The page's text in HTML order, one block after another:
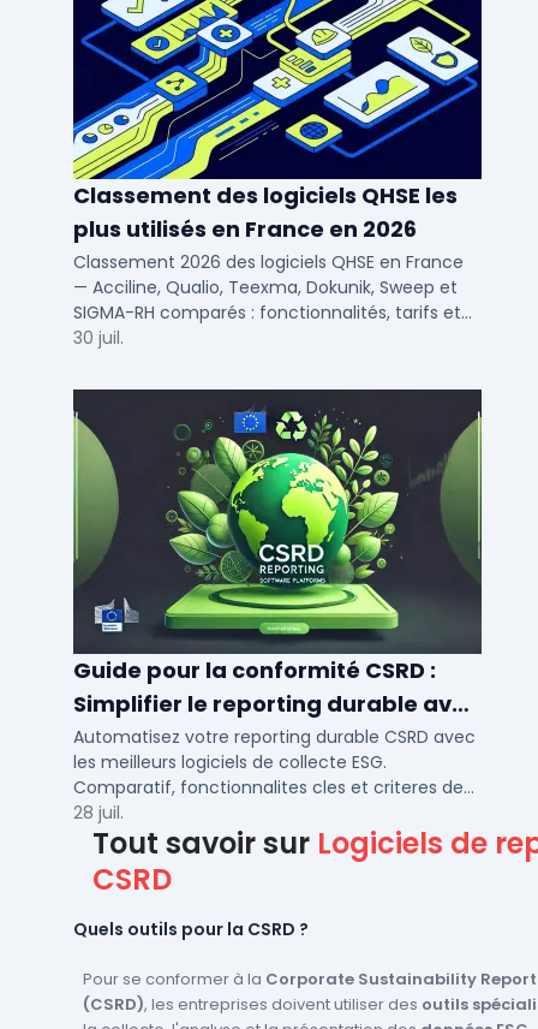
Classement des logiciels QHSE les
plus utilisés en France en 2026
Classement 2026 des logiciels QHSE en France
— Acciline, Qualio, Teexma, Dokunik, Sweep et
SIGMA-RH comparés : fonctionnalités, tarifs et
déploiement SaaS pour PME et ETI.
30 juil.
Guide pour la conformité CSRD :
Simplifier le reporting durable avec
des logiciels automatisés
Automatisez votre reporting durable CSRD avec
les meilleurs logiciels de collecte ESG.
Comparatif, fonctionnalites cles et criteres de
choix pour PME et ETI en 2026.
28 juil.
Tout savoir sur Logiciels de
CSRD
Quels outils pour la CSRD ?
Pour se conformer à la Corporate Sustainability
(CSRD), les entreprises doivent utiliser des outils